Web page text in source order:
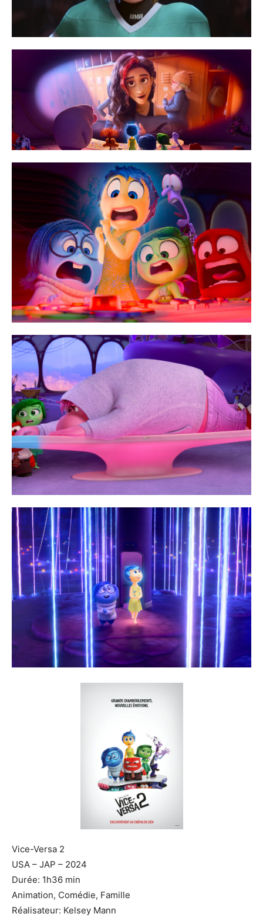
Vice-Versa 2
USA – JAP – 2024
Durée: 1h36 min
Animation, Comédie, Famille
Réalisateur: Kelsey Mann